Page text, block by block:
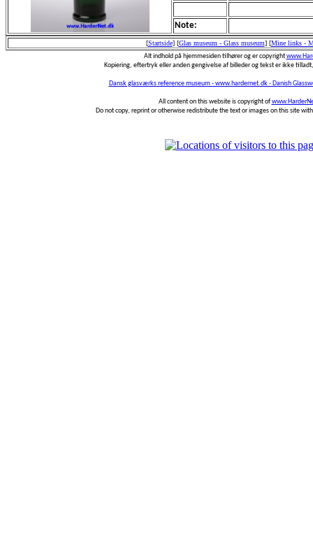
Note:
[Startside] [Glas museum - Glass museum] [Mine links -
Alt indhold på hjemmesiden tilhører og er copyright
Kopiering, eftertryk eller anden gengivelse af billeder og tekst er ikke
Dansk glasværks reference museum - www.hardernet.dk - Danish
All content on this website is copyright of
Do not copy, reprint or otherwise redistribute the text or images on this site